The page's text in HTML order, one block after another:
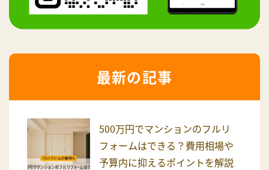
最新の記事
500万円でマンションのフルリ
フォームはできる？費用相場や
予算内に抑えるポイントを解説